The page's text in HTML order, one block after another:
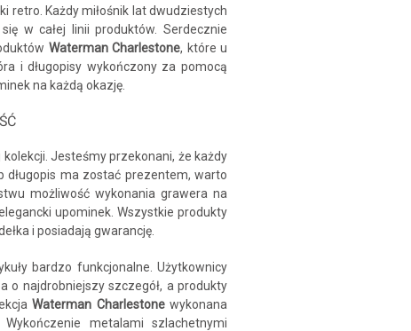
retro. Każdy miłośnik lat dwudziestych
w całej linii produktów. Serdecznie
Waterman Charlestone, które u
i długopisy wykończony za pomocą
na każdą okazję.
Jesteśmy przekonani, że każdy
długopis ma zostać prezentem, warto
możliwość wykonania grawera na
upominek. Wszystkie produkty
i posiadają gwarancję.
bardzo funkcjonalne. Użytkownicy
o najdrobniejszy szczegół, a produkty
Waterman Charlestonewykonana
metalami szlachetnymi